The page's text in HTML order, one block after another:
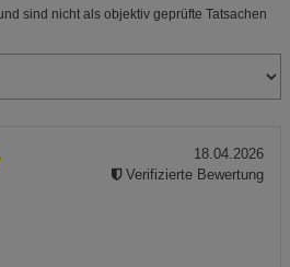
sind nicht als objektiv geprüfte Tatsachen
18.04.2026
Verifizierte Bewertung